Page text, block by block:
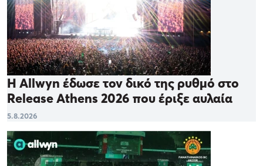
Η Allwyn έδωσε τον δικό της ρυθμό στο
Release Athens 2026 που έριξε αυλαία
5.8.2026